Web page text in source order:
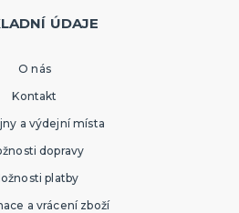
ÚDAJE
O nás
Kontakt
a výdejní místa
dopravy
platby
a vrácení zboží